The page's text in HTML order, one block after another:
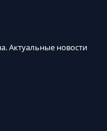
Актуальные новости